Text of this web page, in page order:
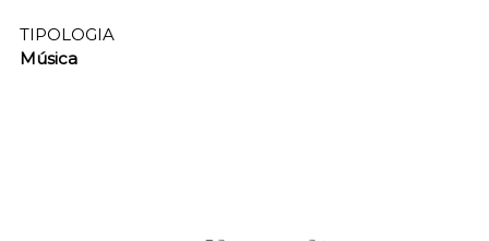
TIPOLOGIA
Música